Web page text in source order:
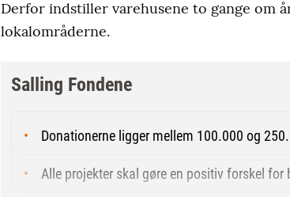
Derfor indstiller varehusene to gange om
lokalområderne.
Salling Fondene
Donationerne ligger mellem 100.000 og
Alle projekter skal gøre en positiv forskel